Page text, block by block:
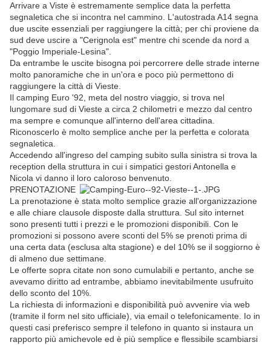
Arrivare a Viste è estremamente semplice data la perfetta
segnaletica che si incontra nel cammino. L'autostrada A14 segna
due uscite essenziali per raggiungere la città; per chi proviene da
sud deve uscire a "Cerignola est" mentre chi scende da nord a
"Poggio Imperiale-Lesina".
Da entrambe le uscite bisogna poi percorrere delle strade interne
molto panoramiche che in un'ora e poco più permettono di
raggiungere la città di Vieste.
Il camping Euro '92, meta del nostro viaggio, si trova nel
lungomare sud di Vieste a circa 2 chilometri e mezzo dal centro
ma sempre e comunque all'interno dell'area cittadina.
Riconoscerlo è molto semplice anche per la perfetta e colorata
segnaletica.
Accedendo all'ingreso del camping subito sulla sinistra si trova la
reception della struttura in cui i simpatici gestori Antonella e
Nicola vi danno il loro caloroso benvenuto.
PRENOTAZIONE
La prenotazione è stata molto semplice grazie all'organizzazione
e alle chiare clausole disposte dalla struttura. Sul sito internet
sono presenti tutti i prezzi e le promozioni disponibili. Con le
promozioni si possono avere sconti del 5% se prenoti prima di
una certa data (esclusa alta stagione) e del 10% se il soggiorno è
di almeno due settimane.
Le offerte sopra citate non sono cumulabili e pertanto, anche se
avevamo diritto ad entrambe, abbiamo inevitabilmente usufruito
dello sconto del 10%.
La richiesta di informazioni e disponibilità può avvenire via web
(tramite il form nel sito ufficiale), via email o telefonicamente. Io in
questi casi preferisco sempre il telefono in quanto si instaura un
rapporto più amichevole ed è più semplice e flessibile scambiarsi